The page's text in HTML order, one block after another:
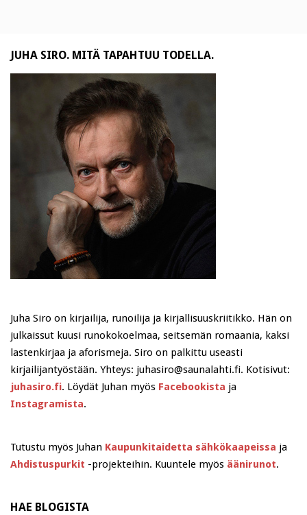
JUHA SIRO. MITÄ TAPAHTUU TODELLA.
Juha Siro on kirjailija, runoilija ja kirjallisuuskriitikko. Hän on
julkaissut kuusi runokokoelmaa, seitsemän romaania, kaksi
lastenkirjaa ja aforismeja. Siro on palkittu useasti
kirjailijantyöstään. Yhteys: juhasiro@saunalahti.fi. Kotisivut:
juhasiro.fi. Löydät Juhan myös Facebookista ja
Instagramista.
Tutustu myös Juhan Kaupunkitaidetta sähkökaapeissa ja
Ahdistuspurkit -projekteihin. Kuuntele myös äänirunot.
HAE BLOGISTA